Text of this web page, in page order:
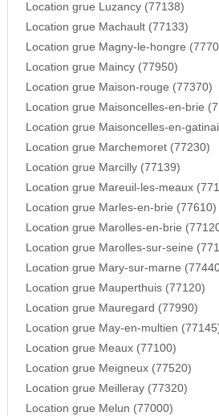
Location grue Luzancy (77138)
Location grue Machault (77133)
Location grue Magny-le-hongre
Location grue Maincy (77950)
Location grue Maison-rouge (77370)
Location grue Maisoncelles-en-brie
Location grue Maisoncelles-en-
Location grue Marchemoret (77230)
Location grue Marcilly (77139)
Location grue Mareuil-les-meaux
Location grue Marles-en-brie (77610)
Location grue Marolles-en-brie
Location grue Marolles-sur-seine
Location grue Mary-sur-marne
Location grue Mauperthuis (77120)
Location grue Mauregard (77990)
Location grue May-en-multien
Location grue Meaux (77100)
Location grue Meigneux (77520)
Location grue Meilleray (77320)
Location grue Melun (77000)